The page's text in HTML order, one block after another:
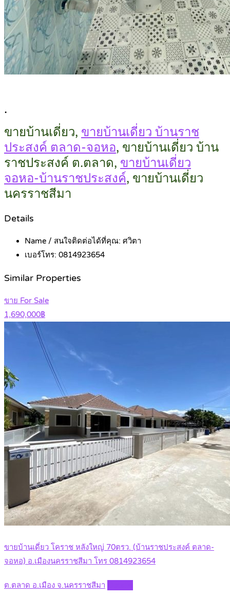
.
ขายบ้านเดี่ยว, ขายบ้านเดี่ยว บ้านราช
ประสงค์ ตลาด-จอหอ, ขายบ้านเดี่ยว บ้าน
ราชประสงค์ ต.ตลาด, ขายบ้านเดี่ยว
จอหอ-บ้านราชประสงค์, ขายบ้านเดี่ยว
นครราชสีมา
Details
Name / สนใจติดต่อได้ที่คุณ: ศวิตา
เบอร์โทร: 0814923654
Similar Properties
ขาย For Sale
1,690,000฿
ขายบ้านเดี่ยว โคราช หลังใหญ่ 70ตรว. (บ้านราชประสงค์ ตลาด-
จอหอ) อ.เมืองนครราชสีมา โทร 0814923654
ต.ตลาด อ.เมือง จ.นครราชสีมา